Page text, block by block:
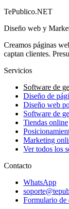
TePublico.NET
Diseño web y
Creamos páginas
captan clientes.
Servicios
Software de
Diseño de
Diseño web
Software de
Tiendas online
Marketing
Ver todos los
Contacto
WhatsApp
Formulario de